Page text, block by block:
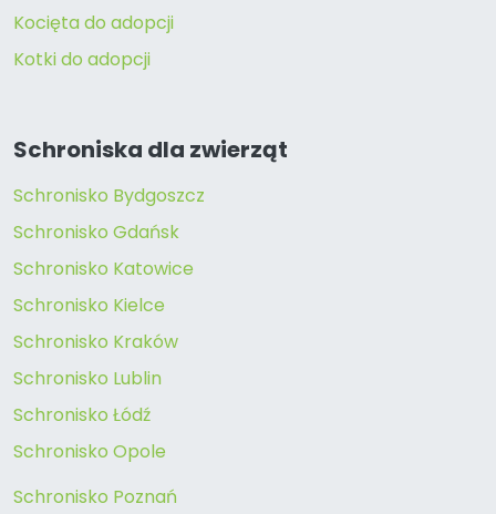
Kocięta do adopcji
Kotki do adopcji
Schroniska dla zwierząt
Schronisko Bydgoszcz
Schronisko Gdańsk
Schronisko Katowice
Schronisko Kielce
Schronisko Kraków
Schronisko Lublin
Schronisko Łódź
Schronisko Opole
Schronisko Poznań